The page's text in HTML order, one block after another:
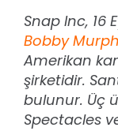
Snap Inc, 16
Bobby
Amerikan
şirketidir.
bulunur. Üç
Spectacles